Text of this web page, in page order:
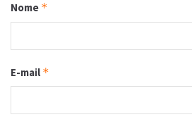
Nome *
E-mail *